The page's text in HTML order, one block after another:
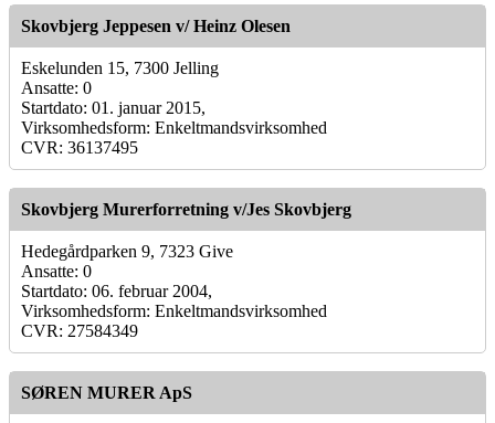
Skovbjerg Jeppesen v/ Heinz Olesen
Eskelunden 15, 7300 Jelling
Ansatte: 0
Startdato: 01. januar 2015,
Virksomhedsform: Enkeltmandsvirksomhed
CVR: 36137495
Skovbjerg Murerforretning v/Jes Skovbjerg
Hedegårdparken 9, 7323 Give
Ansatte: 0
Startdato: 06. februar 2004,
Virksomhedsform: Enkeltmandsvirksomhed
CVR: 27584349
SØREN MURER ApS